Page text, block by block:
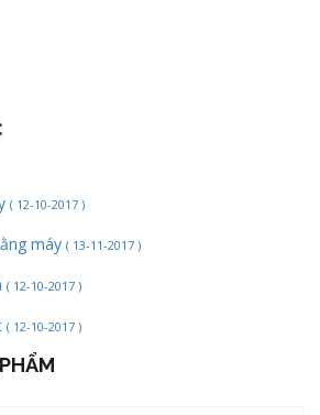
( 12-10-2017 )
máy ( 13-11-2017 )
( 12-10-2017 )
( 12-10-2017 )